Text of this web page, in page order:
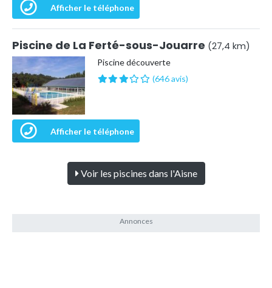
Afficher le téléphone
Piscine de La Ferté-sous-Jouarre (27,4 km)
Piscine découverte
(646 avis)
Afficher le téléphone
Voir les piscines dans l'Aisne